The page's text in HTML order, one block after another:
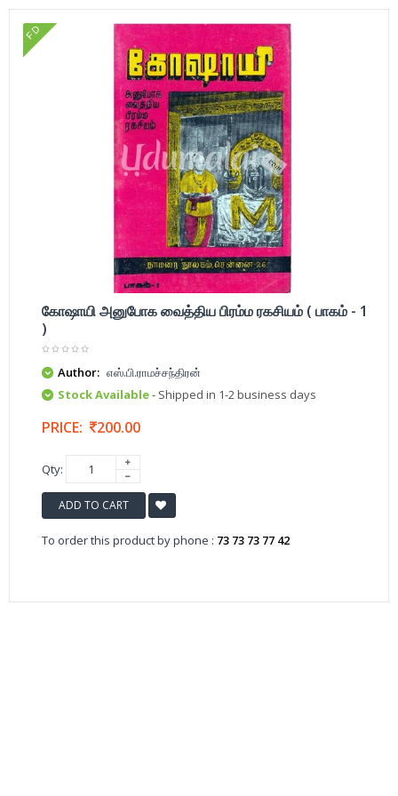
FD
கோஷாயி அனுபோக வைத்திய பிரம்ம ரகசியம் ( பாகம் - 1
)
Author: எஸ்.பி.ராமச்சந்திரன்
Stock Available- Shipped in 1-2 business days
PRICE: 200.00
Qty:
ADD TO CART
To order this product by phone : 73 73 73 77 42